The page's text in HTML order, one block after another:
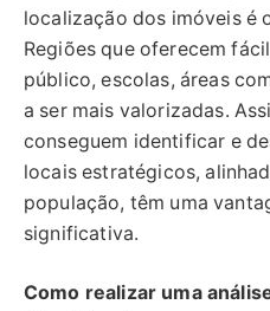
localização dos imóveis é
Regiões que oferecem
público, escolas, áreas
a ser mais valorizadas.
conseguem identificar e
locais estratégicos,
população, têm uma
significativa.
Como realizar uma